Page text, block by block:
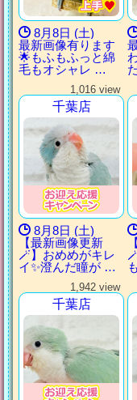
8月8日 (土)
最新画像有ります
🌟もふもふっと綿
毛もオシャレ …
1,016 view
千葉店
8月8日 (土)
【最新画像更新
🪄】おめめがキレ
イ✨澄んだ瞳が …
1,942 view
千葉店